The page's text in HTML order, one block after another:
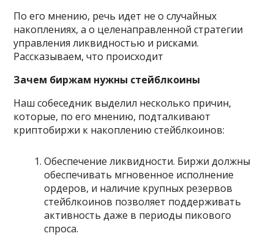
По его мнению, речь идет не о случайных
накоплениях, а о целенаправленной стратегии
управления ликвидностью и рисками.
Рассказываем, что происходит
Зачем биржам нужны стейблкоины
Наш собеседник выделил несколько причин,
которые, по его мнению, подталкивают
криптобиржи к накоплению стейблкоинов:
Обеспечение ликвидности. Биржи должны
обеспечивать мгновенное исполнение
ордеров, и наличие крупных резервов
стейблкоинов позволяет поддерживать
активность даже в периоды пикового
спроса.